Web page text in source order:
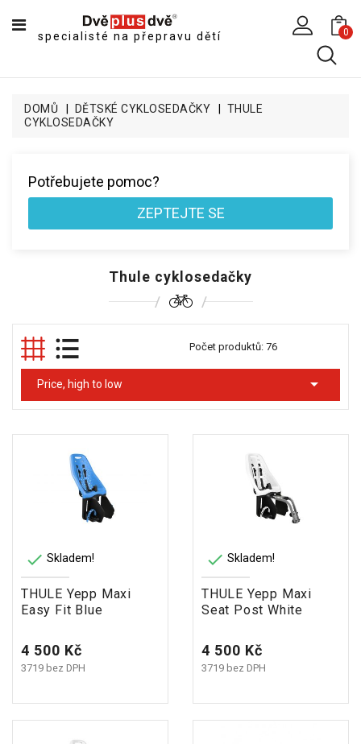
SPORTOVNÍ
DĚTSKÉ
CYKLOSEDAČKY,
KROSNIČKY
CYKLISTICKÉ
POTŘEBY
specialisté na přepravu dětí 0
DOMŮ DĚTSKÉ CYKLOSEDAČKY
THULE
CYKLOSEDAČKY
Potřebujete pomoc?
ZEPTEJTE SE
Thule cyklosedačky
Počet produktů: 76
Price, high to low 
 Skladem!
THULE Yepp Maxi
Easy Fit Blue
Cena
4 500 Kč
3719 bez DPH
 Skladem!
THULE Yepp Maxi
Seat Post White
Cena
4 500 Kč
3719 bez DPH